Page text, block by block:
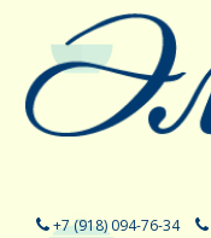
+7 (918) 094-76-34